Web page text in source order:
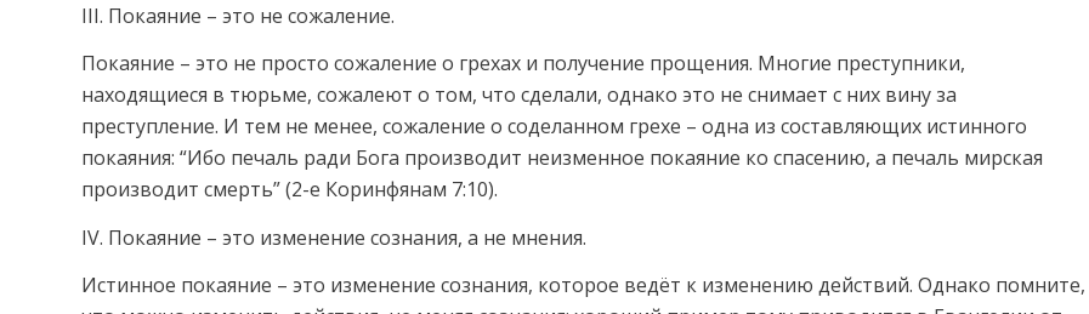
III. Покаяние – это не сожаление.
Покаяние – это не просто сожаление о грехах и получение прощения. Многие преступники,
находящиеся в тюрьме, сожалеют о том, что сделали, однако это не снимает с них вину за
преступление. И тем не менее, сожаление о соделанном грехе – одна из составляющих истинного
покаяния: “Ибо печаль ради Бога производит неизменное покаяние ко спасению, а печаль мирская
производит смерть” (2-е Коринфянам 7:10).
IV. Покаяние – это изменение сознания, а не мнения.
Истинное покаяние – это изменение сознания, которое ведёт к изменению действий. Однако помните,